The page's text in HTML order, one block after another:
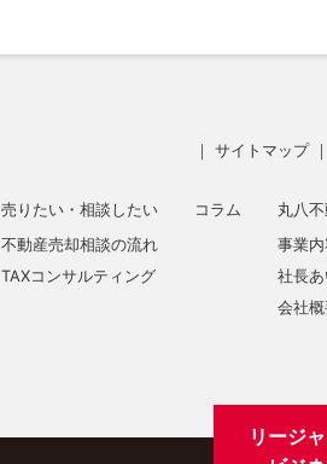
｜ サイトマップ｜
売りたい・相談したい
不動産売却相談の流れ
TAXコンサルティング
コラム
丸八
事業内
社長
会社
リージ